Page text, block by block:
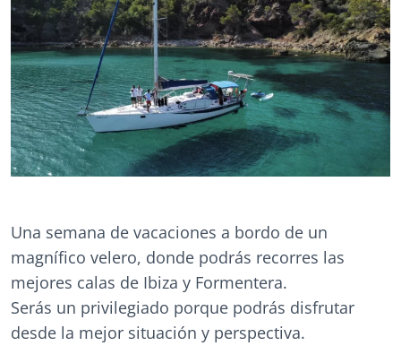
Una semana de vacaciones a bordo de un
magnífico velero, donde podrás recorres las
mejores calas de Ibiza y Formentera.
Serás un privilegiado porque podrás disfrutar
desde la mejor situación y perspectiva.